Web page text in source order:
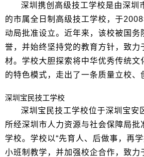
深圳携创高级技工学校是由深圳
的市属全日制高级技工学校，于
动局批准设立。近年来，该校被国务
誉，并始终坚持党的教育方针，致力
材。学校大胆探索将中华优秀传统文
的特色模式，走出了一条质量立校、
深圳宝民技工学校
深圳宝民技工学校位于深圳宝安
所经深圳市人力资源与社会保障局批
学校。学校以“先育人、后做事，再
小班制教学，并加强校企合作，致力